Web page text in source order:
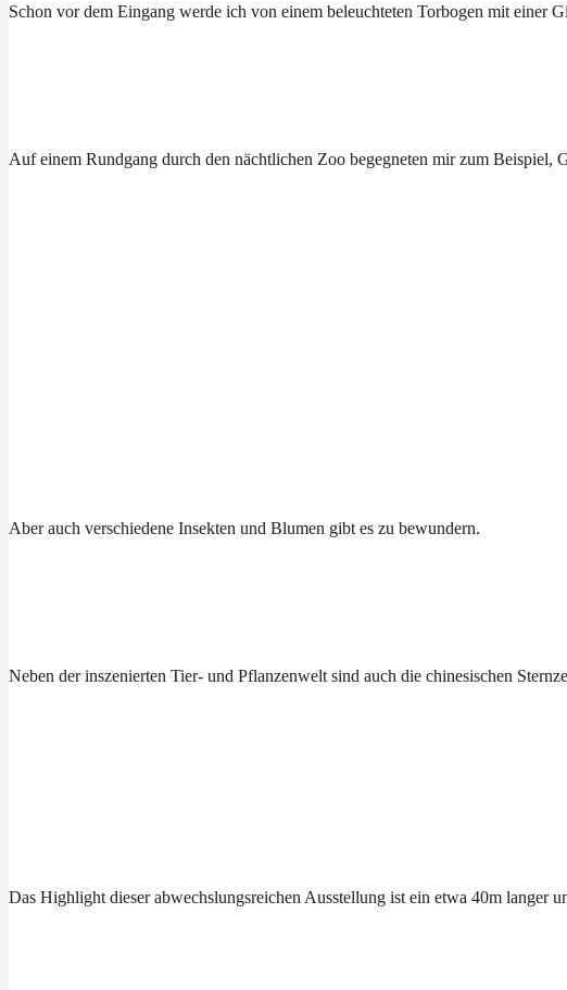
Schon vor dem Eingang werde ich von einem beleuchteten Torbogen mit einer
Auf einem Rundgang durch den nächtlichen Zoo begegneten mir zum Beispiel,
Aber auch verschiedene Insekten und Blumen gibt es zu bewundern.
Neben der inszenierten Tier- und Pflanzenwelt sind auch die chinesischen
Das Highlight dieser abwechslungsreichen Ausstellung ist ein etwa 40m langer